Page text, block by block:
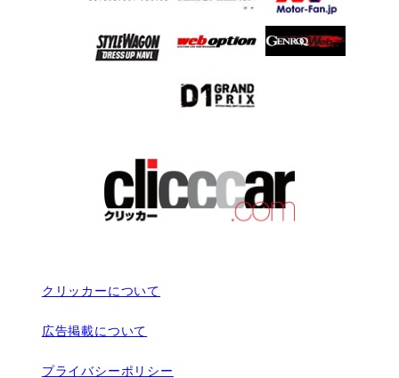
クリッカーについて
広告掲載について
プライバシーポリシー